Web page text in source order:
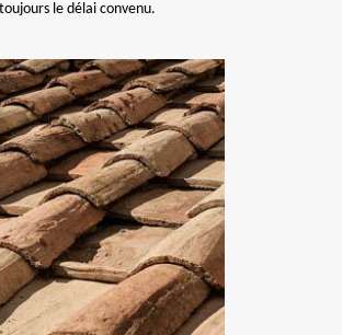
le délai convenu.